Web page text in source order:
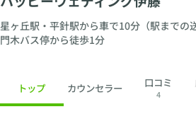
星ヶ丘駅・平針駅から車で10分（駅までの
門木バス停から徒歩1分
トップ カウンセラー 口コミ
4